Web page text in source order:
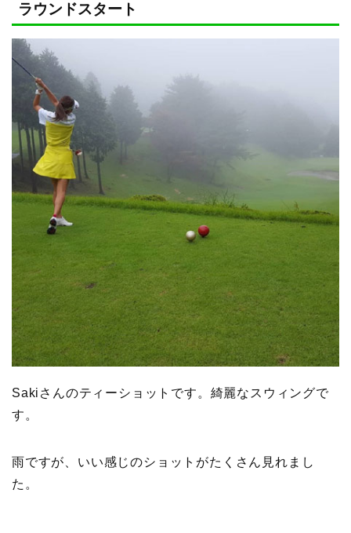
ラウンドスタート
Sakiさんのティーショットです。綺麗なスウィングで
す。
雨ですが、いい感じのショットがたくさん見れまし
た。